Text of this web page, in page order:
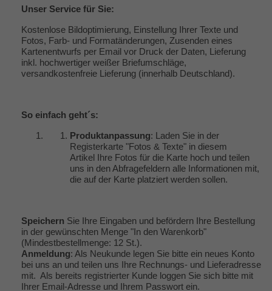
Unser Service für Sie:
Kostenlose Bildoptimierung, Einstellung Ihrer Texte und
Fotos, Farb- und Formatänderungen, Zusenden eines
Kartenentwurfs per Email vor Druck der Daten, Lieferung
inkl. hochwertiger weißer Briefumschläge,
versandkostenfreie Lieferung (innerhalb Deutschland).
So einfach geht´s:
Produktanpassung: Laden Sie in der
Registerkarte "Fotos & Texte" in diesem
Artikel Ihre Fotos für die Karte hoch und teilen
uns in den Abfragefeldern alle Informationen mit,
die auf der Karte platziert werden sollen.
Speichern Sie Ihre Eingaben und befördern Ihre Bestellung
in der gewünschten Menge "In den Warenkorb"
(Mindestbestellmenge: 12 St.).
Anmeldung: Als Neukunde legen Sie bitte ein neues Konto
bei uns an und teilen uns Ihre Rechnungs- und Lieferadresse
mit. Als bereits registrierter Kunde loggen Sie sich bitte mit
Ihrer Email-Adresse und Ihrem Passwort ein.